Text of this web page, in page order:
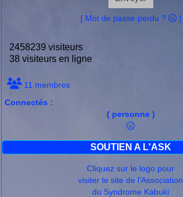
[ Mot de passe perdu ? ]
2458239 visiteurs
38 visiteurs en ligne
11 membres
Connectés :
( personne )
SOUTIEN A L'ASK
Cliquez sur le logo pour
visiter le site de l'Association
du Syndrome Kabuki